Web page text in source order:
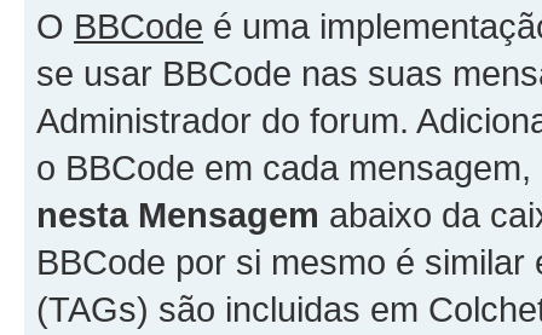
O BBCode é uma
se usar BBCode nas suas
Administrador do forum.
o BBCode em cada
nesta Mensagem abaixo da
BBCode por si mesmo é
(TAGs) são incluidas em